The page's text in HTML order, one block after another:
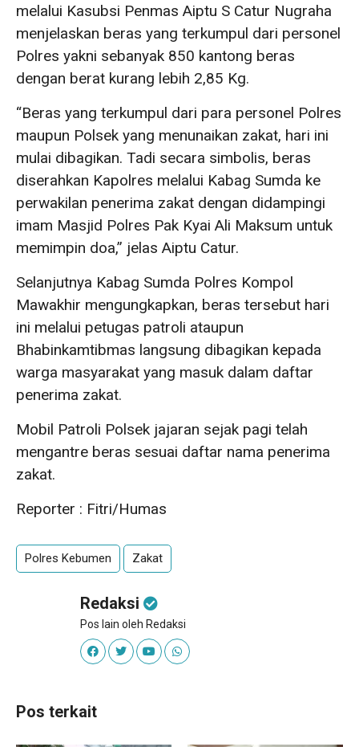
melalui Kasubsi Penmas Aiptu S Catur Nugraha
menjelaskan beras yang terkumpul dari personel
Polres yakni sebanyak 850 kantong beras
dengan berat kurang lebih 2,85 Kg.
“Beras yang terkumpul dari para personel Polres
maupun Polsek yang menunaikan zakat, hari ini
mulai dibagikan. Tadi secara simbolis, beras
diserahkan Kapolres melalui Kabag Sumda ke
perwakilan penerima zakat dengan didampingi
imam Masjid Polres Pak Kyai Ali Maksum untuk
memimpin doa,” jelas Aiptu Catur.
Selanjutnya Kabag Sumda Polres Kompol
Mawakhir mengungkapkan, beras tersebut hari
ini melalui petugas patroli ataupun
Bhabinkamtibmas langsung dibagikan kepada
warga masyarakat yang masuk dalam daftar
penerima zakat.
Mobil Patroli Polsek jajaran sejak pagi telah
mengantre beras sesuai daftar nama penerima
zakat.
Reporter : Fitri/Humas
Polres Kebumen Zakat
Redaksi
Pos lain oleh Redaksi
Pos terkait